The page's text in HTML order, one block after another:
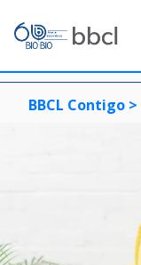
BBCL Contigo >